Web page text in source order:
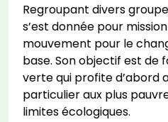
Regroupant divers
s’est donnée pour
mouvement pour le
base. Son objectif est de
verte qui profite d’abord
particulier aux plus
limites écologiques.